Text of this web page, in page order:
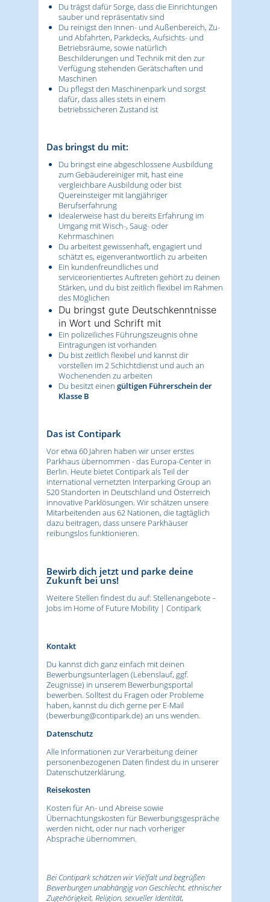
Du trägst dafür Sorge, dass die Einrichtungen
sauber und repräsentativ sind
Du reinigst den Innen- und Außenbereich, Zu-
und Abfahrten, Parkdecks, Aufsichts- und
Betriebsräume, sowie natürlich
Beschilderungen und Technik mit den zur
Verfügung stehenden Gerätschaften und
Maschinen
Du pflegst den Maschinenpark und sorgst
dafür, dass alles stets in einem
betriebssicheren Zustand ist
Das bringst du mit:
Du bringst eine abgeschlossene Ausbildung
zum Gebäudereiniger mit, hast eine
vergleichbare Ausbildung oder bist
Quereinsteiger mit langjähriger
Berufserfahrung
Idealerweise hast du bereits Erfahrung im
Umgang mit Wisch-, Saug- oder
Kehrmaschinen
Du arbeitest gewissenhaft, engagiert und
schätzt es, eigenverantwortlich zu arbeiten
Ein kundenfreundliches und
serviceorientiertes Auftreten gehört zu deinen
Stärken, und du bist zeitlich flexibel im Rahmen
des Möglichen
Du bringst gute Deutschkenntnisse
in Wort und Schrift mit
Ein polizeiliches Führungszeugnis ohne
Eintragungen ist vorhanden
Du bist zeitlich flexibel und kannst dir
vorstellen im 2 Schichtdienst und auch an
Wochenenden zu arbeiten
Du besitzt einen gültigen Führerschein der
Klasse B
Das ist Contipark
Vor etwa 60 Jahren haben wir unser erstes
Parkhaus übernommen - das Europa-Center in
Berlin. Heute bietet Contipark als Teil der
international vernetzten Interparking Group an
520 Standorten in Deutschland und Österreich
innovative Parklösungen. Wir schätzen unsere
Mitarbeitenden aus 62 Nationen, die tagtäglich
dazu beitragen, dass unsere Parkhäuser
reibungslos funktionieren.
Bewirb dich jetzt und parke deine
Zukunft bei uns!
Weitere Stellen findest du auf: Stellenangebote –
Jobs im Home of Future Mobility | Contipark
Kontakt
Du kannst dich ganz einfach mit deinen
Bewerbungsunterlagen (Lebenslauf, ggf.
Zeugnisse) in unserem Bewerbungsportal
bewerben. Solltest du Fragen oder Probleme
haben, kannst du dich gerne per E-Mail
(bewerbung@contipark.de) an uns wenden.
Datenschutz
Alle Informationen zur Verarbeitung deiner
personenbezogenen Daten findest du in unserer
Datenschutzerklärung.
Reisekosten
Kosten für An- und Abreise sowie
Übernachtungskosten für Bewerbungsgespräche
werden nicht, oder nur nach vorheriger
Absprache übernommen.
Bei Contipark schätzen wir Vielfalt und begrüßen
Bewerbungen unabhängig von Geschlecht, ethnischer
Zugehörigkeit, Religion, sexueller Identität,